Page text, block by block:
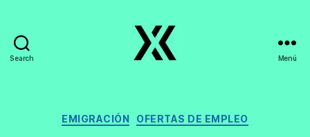
Search Menú
Categorías
EMIGRACIÓN OFERTAS DE EMPLEO